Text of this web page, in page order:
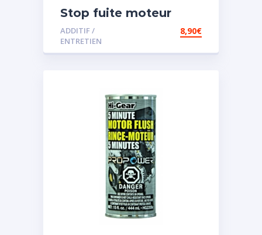
Stop fuite moteur
ADDITIF /
ENTRETIEN
8,90€